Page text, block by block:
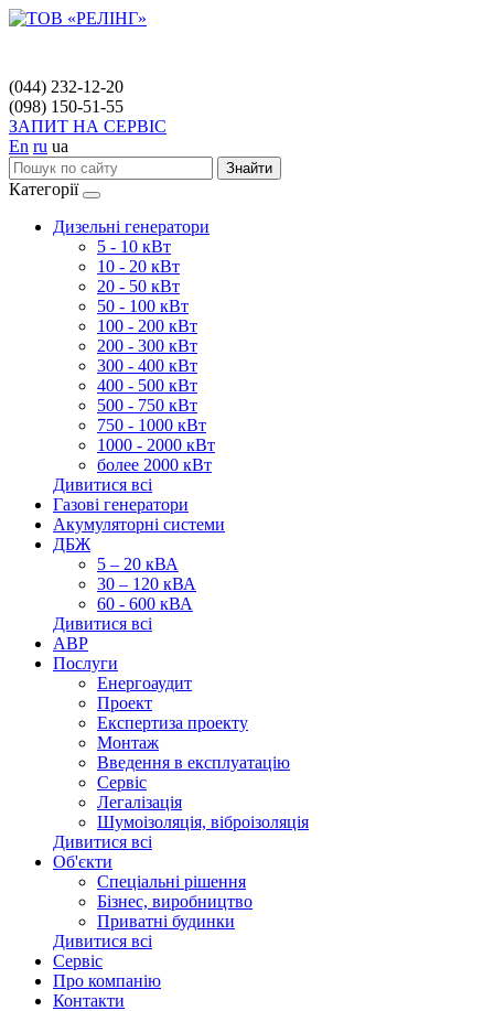
(044) 232-12-20
(098) 150-51-55
ЗАПИТ НА СЕРВІС
En ru ua
Знайти
Категорії
Дизельні генератори
5 - 10 кВт
10 - 20 кВт
20 - 50 кВт
50 - 100 кВт
100 - 200 кВт
200 - 300 кВт
300 - 400 кВт
400 - 500 кВт
500 - 750 кВт
750 - 1000 кВт
1000 - 2000 кВт
более 2000 кВт
Дивитися всі
Газові генератори
Акумуляторні системи
ДБЖ
5 – 20 кВА
30 – 120 кВА
60 - 600 кВА
Дивитися всі
АВР
Послуги
Енергоаудит
Проект
Експертиза проекту
Монтаж
Введення в експлуатацію
Сервіс
Легалізація
Шумоізоляція, віброізоляція
Дивитися всі
Об'єкти
Спеціальні рішення
Бізнес, виробництво
Приватні будинки
Дивитися всі
Сервіс
Про компанію
Контакти